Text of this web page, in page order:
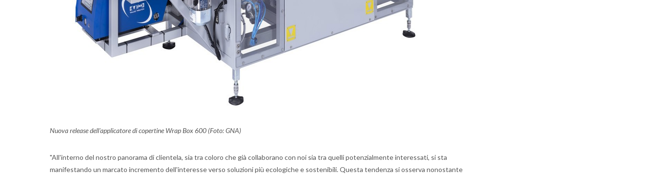
Nuova release dell'applicatore di copertine Wrap Box 600 (Foto: GNA)
"All'interno del nostro panorama di clientela, sia tra coloro che già collaborano con noi sia tra quelli potenzialmente interessati, si sta
manifestando un marcato incremento dell'interesse verso soluzioni più ecologiche e sostenibili. Questa tendenza si osserva nonostante